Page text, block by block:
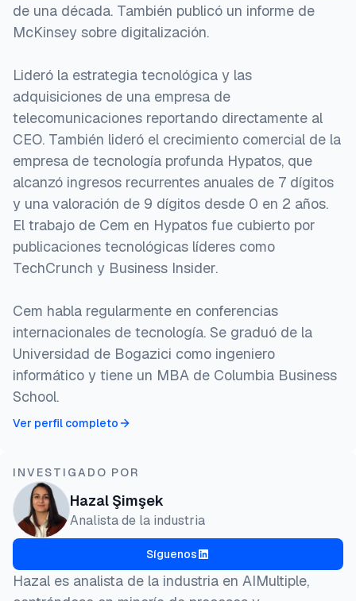
de una década. También publicó un informe de
McKinsey sobre digitalización.
Lideró la estrategia tecnológica y las
adquisiciones de una empresa de
telecomunicaciones reportando directamente al
CEO. También lideró el crecimiento comercial de la
empresa de tecnología profunda Hypatos, que
alcanzó ingresos recurrentes anuales de 7 dígitos
y una valoración de 9 dígitos desde 0 en 2 años.
El trabajo de Cem en Hypatos fue cubierto por
publicaciones tecnológicas líderes como
TechCrunch y Business Insider.
Cem habla regularmente en conferencias
internacionales de tecnología. Se graduó de la
Universidad de Bogazici como ingeniero
informático y tiene un MBA de Columbia Business
School.
Ver perfil completo
INVESTIGADO POR
Hazal Şimşek
Analista de la industria
Síguenos
Hazal es analista de la industria en AIMultiple,